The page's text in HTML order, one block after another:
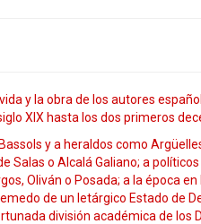
y la obra de los autores
XIX hasta los dos primeros
y a heraldos como
Salas o Alcalá Galiano; a
Oliván o Posada; a la época en
de un letárgico Estado de
división académica de los